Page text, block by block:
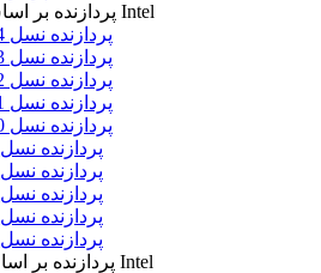
پردازنده بر اساس نسل Intel
پردازنده نسل 14
پردازنده نسل 13
پردازنده نسل 12
پردازنده نسل 11
پردازنده نسل 10
پردازنده نسل 9
پردازنده نسل 8
پردازنده نسل 7
پردازنده نسل 6
پردازنده نسل 4
پردازنده بر اساس مدل Intel